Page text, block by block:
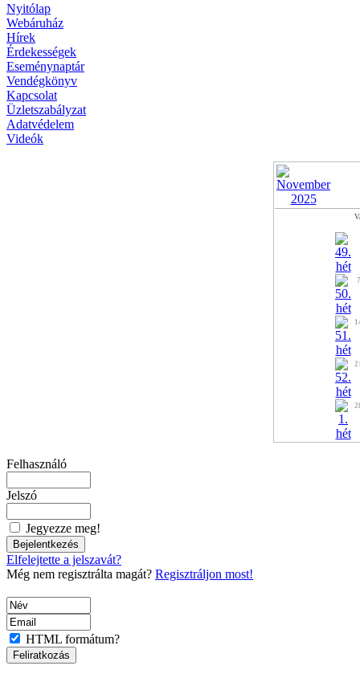
Nyitólap
Webáruház
Hírek
Érdekességek
Eseménynaptár
Vendégkönyv
Kapcsolat
Üzletszabályzat
Adatvédelem
Videók
7
Felhasználó
Jelszó
Jegyezze meg!
Elfelejtette a jelszavát?
Még nem regisztrálta magát? Regisztráljon most!
HTML formátum?